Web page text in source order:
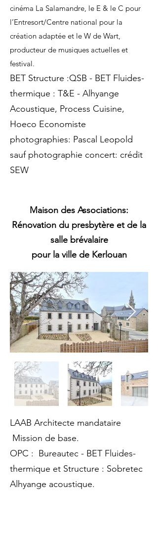
cinéma La Salamandre, le E & le C pour
l’Entresort/Centre national pour la
création adaptée et le W de Wart,
producteur de musiques actuelles et
festival.
BET Structure :QSB - BET Fluides-
thermique : T&E - Alhyange
Acoustique, Process Cuisine,
Hoeco Economiste
photographies: Pascal Leopold
sauf photographie concert: crédit
SEW
Maison des Associations:
Rénovation du presbytère et de la
salle brévalaire
pour la ville de Kerlouan
LAAB Architecte mandataire
Mission de base.
OPC : Bureautec - BET Fluides-
thermique et Structure : Sobretec
Alhyange acoustique.